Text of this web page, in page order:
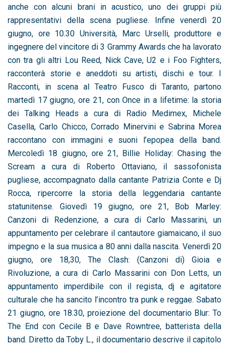
anche con alcuni brani in acustico, uno dei gruppi più
rappresentativi della scena pugliese. Infine venerdì 20
giugno, ore 10.30 Università, Marc Urselli, produttore e
ingegnere del vincitore di 3 Grammy Awards che ha lavorato
con tra gli altri Lou Reed, Nick Cave, U2 e i Foo Fighters,
racconterà storie e aneddoti su artisti, dischi e tour. I
Racconti, in scena al Teatro Fusco di Taranto, partono
martedì 17 giugno, ore 21, con Once in a lifetime: la storia
dei Talking Heads a cura di Radio Medimex, Michele
Casella, Carlo Chicco, Corrado Minervini e Sabrina Morea
raccontano con immagini e suoni l’epopea della band.
Mercoledì 18 giugno, ore 21, Billie Holiday: Chasing the
Scream a cura di Roberto Ottaviano, il sassofonista
pugliese, accompagnato dalla cantante Patrizia Conte e Dj
Rocca, ripercorre la storia della leggendaria cantante
statunitense. Giovedì 19 giugno, ore 21, Bob Marley:
Canzoni di Redenzione, a cura di Carlo Massarini, un
appuntamento per celebrare il cantautore giamaicano, il suo
impegno e la sua musica a 80 anni dalla nascita. Venerdì 20
giugno, ore 18,30, The Clash: (Canzoni di) Gioia e
Rivoluzione, a cura di Carlo Massarini con Don Letts, un
appuntamento imperdibile con il regista, dj e agitatore
culturale che ha sancito l’incontro tra punk e reggae. Sabato
21 giugno, ore 18.30, proiezione del documentario Blur: To
The End con Cecile B e Dave Rowntree, batterista della
band. Diretto da Toby L., il documentario descrive il capitolo